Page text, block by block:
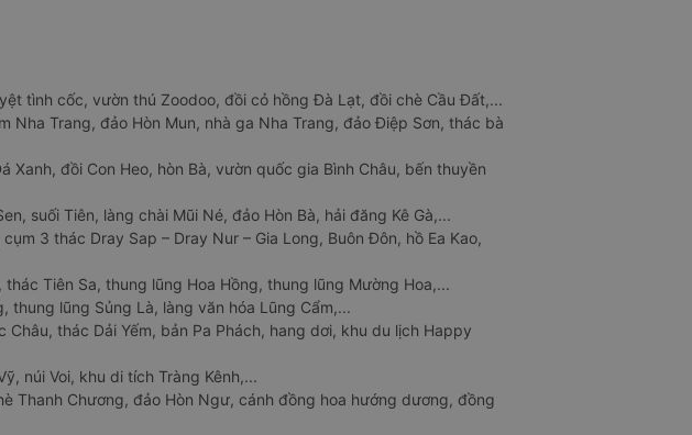
tình cốc, vườn thú Zoodoo, đồi cỏ hồng Đà Lạt, đồi chè Cầu Đất,...
Nha Trang, đảo Hòn Mun, nhà ga Nha Trang, đảo Điệp Sơn, thác bà
Xanh, đồi Con Heo, hòn Bà, vườn quốc gia Bình Châu, bến thuyền
suối Tiên, làng chài Mũi Né, đảo Hòn Bà, hải đăng Kê Gà,...
3 thác Dray Sap – Dray Nur – Gia Long, Buôn Đôn, hồ Ea Kao,
Tiên Sa, thung lũng Hoa Hồng, thung lũng Mường Hoa,...
thung lũng Sủng Là, làng văn hóa Lũng Cẩm,...
thác Dải Yếm, bản Pa Phách, hang dơi, khu du lịch Happy
núi Voi, khu di tích Tràng Kênh,...
Thanh Chương, đảo Hòn Ngư, cánh đồng hoa hướng dương, đồng